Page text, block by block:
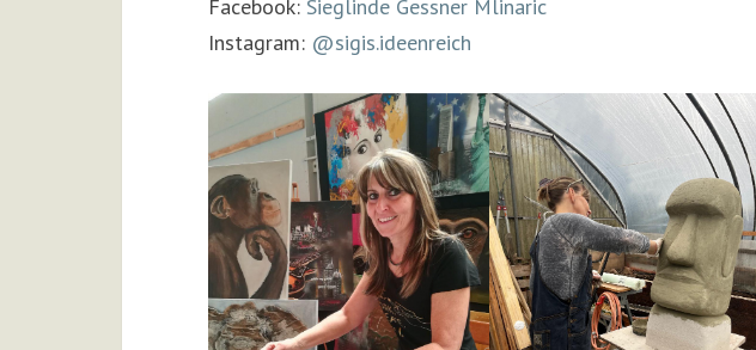
Facebook: Sieglinde Gessner Mlinaric
Instagram: @sigis.ideenreich